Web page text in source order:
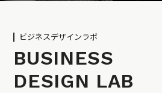
ビジネスデザインラボ
BUSINESS
DESIGN LAB